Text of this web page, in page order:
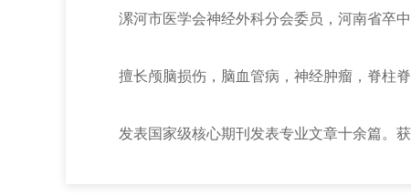
漯河市医学会神经外科分会委员，河南省卒
擅长颅脑损伤，脑血管病，神经肿瘤，脊柱
发表国家级核心期刊发表专业文章十余篇。